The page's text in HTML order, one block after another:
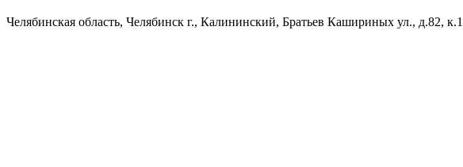
Челябинская область, Челябинск г., Калининский, Братьев Кашириных ул., д.82, к.1